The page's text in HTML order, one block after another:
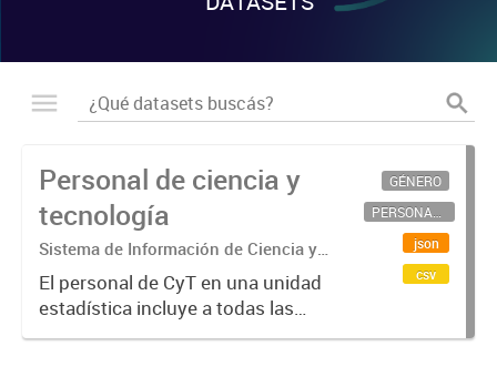
Personal de ciencia y
tecnología
Sistema de Información de Ciencia y
Tecnología Argentino (SICYTAR)
El personal de CyT en una unidad
estadística incluye a todas las
personas involucradas
GÉNERO
PERSONAL CIENTÍFICO-TECNOLÓGICO
json
csv